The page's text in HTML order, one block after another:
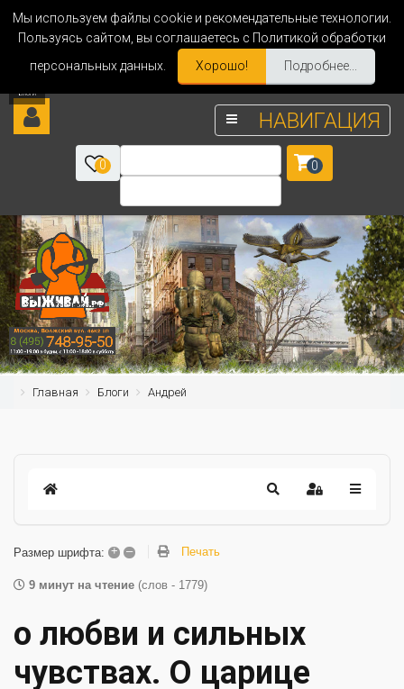
Мы используем файлы cookie и рекомендательные технологии.
Пользуясь сайтом, вы соглашаетесь с Политикой обработки
персональных данных.
Хорошо! Подробнее...
НАВИГАЦИЯ
0 0
Главная Блоги Андрей
Размер шрифта: + – Печать
9 минут на чтение (слов - 1779)
о любви и сильных
чувствах. О царице